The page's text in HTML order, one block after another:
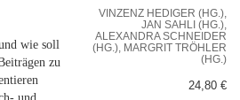
wie soll
zu
VINZENZ HEDIGER (HG.),
JAN SAHLI (HG.),
ALEXANDRA SCHNEIDER
(HG.), MARGRIT TRÖHLER
(HG.)
24,80 €